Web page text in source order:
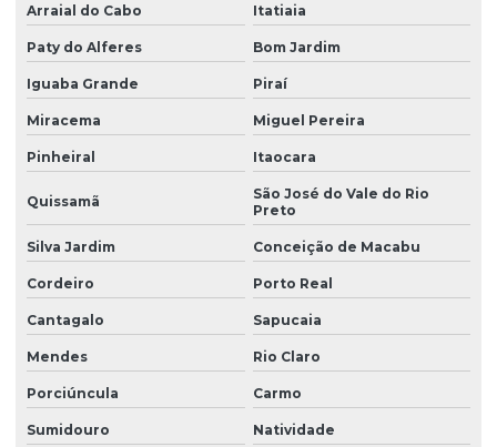
Arraial do Cabo Itatiaia
Paty do Alferes Bom Jardim
Iguaba Grande Piraí
Miracema Miguel Pereira
Pinheiral Itaocara
Quissamã
São José do Vale do Rio
Preto
Silva Jardim Conceição de Macabu
Cordeiro Porto Real
Cantagalo Sapucaia
Mendes Rio Claro
Porciúncula Carmo
Sumidouro Natividade